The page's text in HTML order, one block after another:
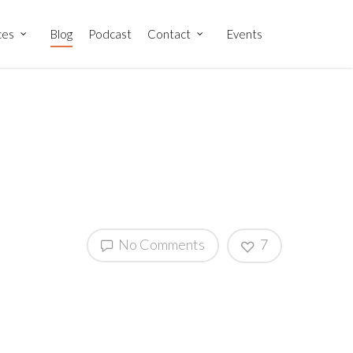
Blog Podcast Contact Events
No Comments 7